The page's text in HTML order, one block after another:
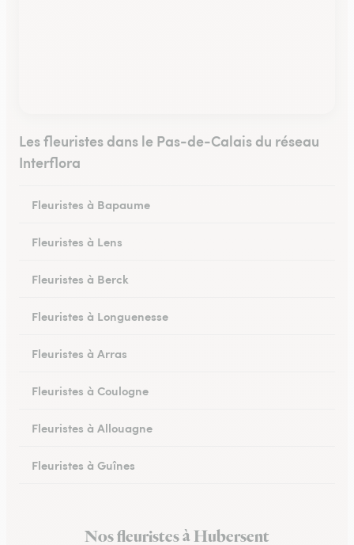
Les fleuristes dans le Pas-de-Calais du réseau
Interflora
Fleuristes à Bapaume
Fleuristes à Lens
Fleuristes à Berck
Fleuristes à Longuenesse
Fleuristes à Arras
Fleuristes à Coulogne
Fleuristes à Allouagne
Fleuristes à Guînes
Fleuristes à Rang-du-Fliers
Nos fleuristes à Hubersent